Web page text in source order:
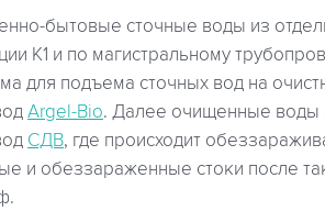
бытовые сточные воды из
К1 и по магистральному
для подъема сточных вод на
Argel-Bio. Далее очищенные воды
СДВ, где происходит
и обеззараженные стоки после